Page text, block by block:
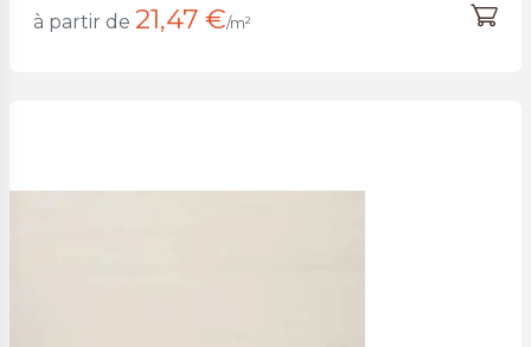
à partir de 21,47 €/m²